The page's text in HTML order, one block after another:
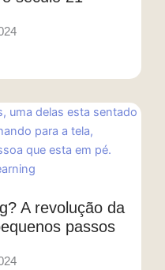
A revolução da
passos